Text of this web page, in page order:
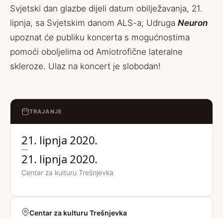
Svjetski dan glazbe dijeli datum obilježavanja, 21.
lipnja, sa Svjetskim danom ALS-a; Udruga Neuron
upoznat će publiku koncerta s mogućnostima
pomoći oboljelima od Amiotrofične lateralne
skleroze. Ulaz na koncert je slobodan!
TRAJANJE
21. lipnja 2020.
—
21. lipnja 2020.
Centar za kulturu Trešnjevka
Centar za kulturu Trešnjevka